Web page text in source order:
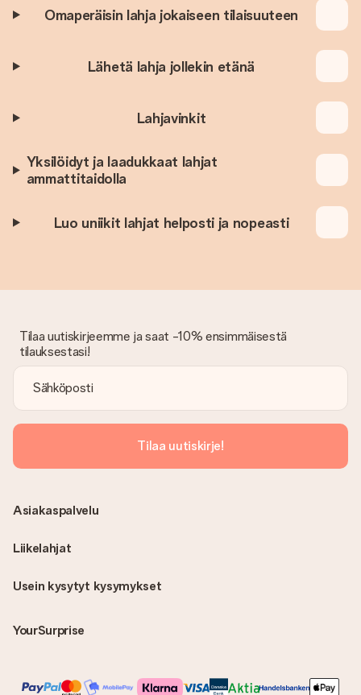
Omaperäisin lahja jokaiseen tilaisuuteen
Lähetä lahja jollekin etänä
Lahjavinkit
Yksilöidyt ja laadukkaat lahjat
ammattitaidolla
Luo uniikit lahjat helposti ja nopeasti
Tilaa uutiskirjeemme ja saat -10% ensimmäisestä
tilauksestasi!
Tilaa uutiskirje!
Usein kysytyt kysymykset
YourSurprise
Asiakaspalvelu
Liikelahjat